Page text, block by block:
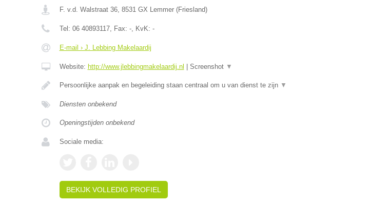
F. v.d. Walstraat 36, 8531 GX Lemmer(Friesland)
Tel: 06 40893117, Fax: -, KvK: -
E-mail › J. Lebbing Makelaardij
Website: http://www.jlebbingmakelaardij.nl Screenshot ▼
Persoonlijke aanpak en begeleiding staan centraal om u van dienst te zijn ▼
Diensten onbekend
Openingstijden onbekend
Sociale media:
BEKIJK VOLLEDIG PROFIEL